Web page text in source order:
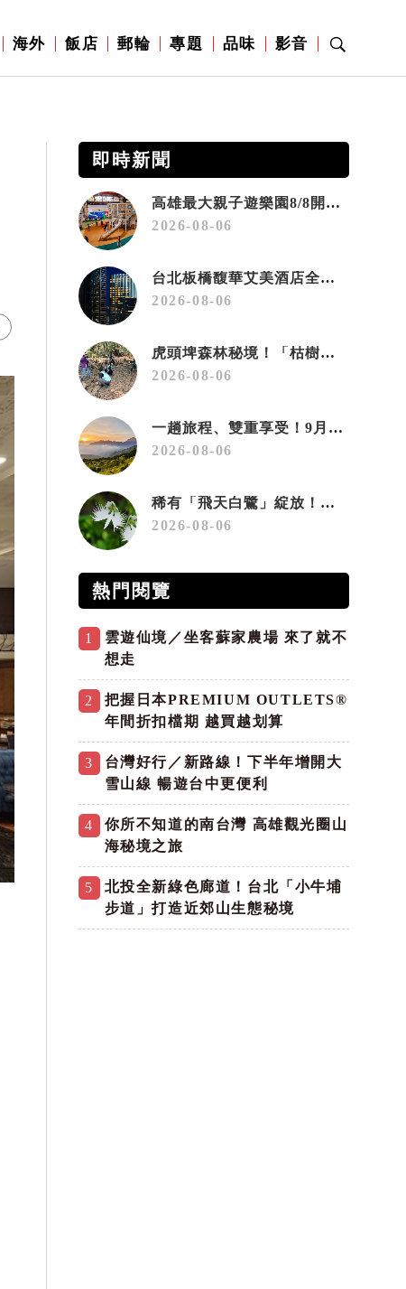
海外 飯店 郵輪 專題 品味 影音
即時新聞
高雄最大親子遊樂園8/8開幕！30項設施免費玩、YOYO家族嗨翻暑假
2026-08-06
台北板橋馥華艾美酒店全新開幕 感官藝術策展打造旅居新風格
2026-08-06
虎頭埤森林秘境！「枯樹籬步道」生態復育有成 走進大自然生命教室
2026-08-06
一趟旅程、雙重享受！9月住宿合歡山 順遊奧萬大10元優惠入園
2026-08-06
稀有「飛天白鷺」綻放！神戶六甲高山植物園「鷺草」珍貴現身
2026-08-06
熱門閱覽
1
雲遊仙境／坐客蘇家農場 來了就不
想走
2
把握日本PREMIUM OUTLETS®
年間折扣檔期 越買越划算
3
台灣好行／新路線！下半年增開大
雪山線 暢遊台中更便利
4
你所不知道的南台灣 高雄觀光圈山
海秘境之旅
5
北投全新綠色廊道！台北「小牛埔
步道」打造近郊山生態秘境